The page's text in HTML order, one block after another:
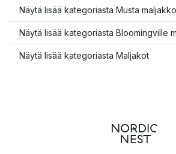
Näytä lisää kategoriasta Musta maljakko
Näytä lisää kategoriasta Bloomingville
Näytä lisää kategoriasta Maljakot